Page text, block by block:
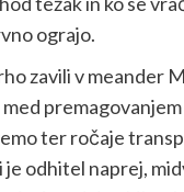
ograjo.
zavili v meander
ter ročaje
odhitel naprej,